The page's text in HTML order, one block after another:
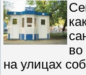
во
на улицах